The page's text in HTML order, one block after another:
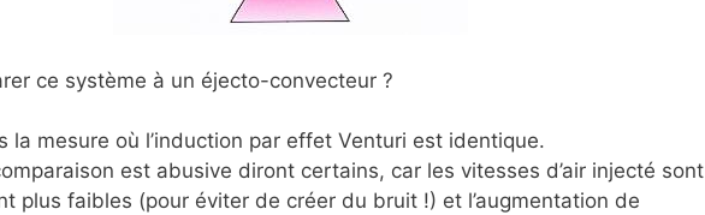
ce système à un éjecto-convecteur ?
la mesure où l’induction par effet Venturi est identique.
est abusive diront certains, car les vitesses d’air injecté sont
plus faibles (pour éviter de créer du bruit !) et l’augmentation de